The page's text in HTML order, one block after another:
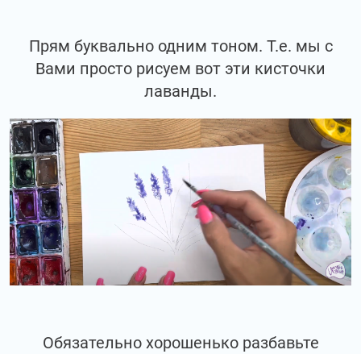
Прям буквально одним тоном. Т.е. мы с
Вами просто рисуем вот эти кисточки
лаванды.
Обязательно хорошенько разбавьте